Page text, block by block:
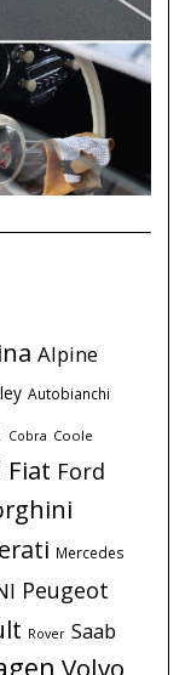
Alpine
Autobianchi
Cobra Coole
Fiat Ford
Mercedes
Peugeot
Rover Saab
Volvo